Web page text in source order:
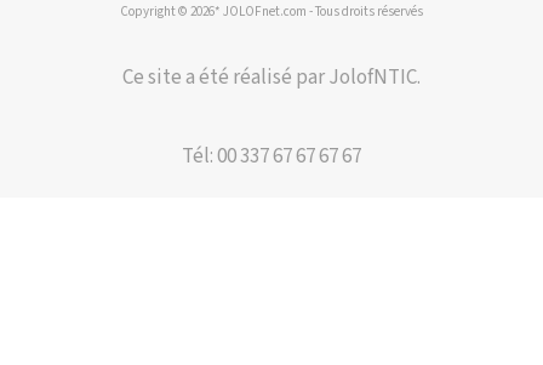
Copyright © 2026* JOLOFnet.com - Tous droits réservés
Ce site a été réalisé par JolofNTIC.
Tél: 00 337 67 67 67 67